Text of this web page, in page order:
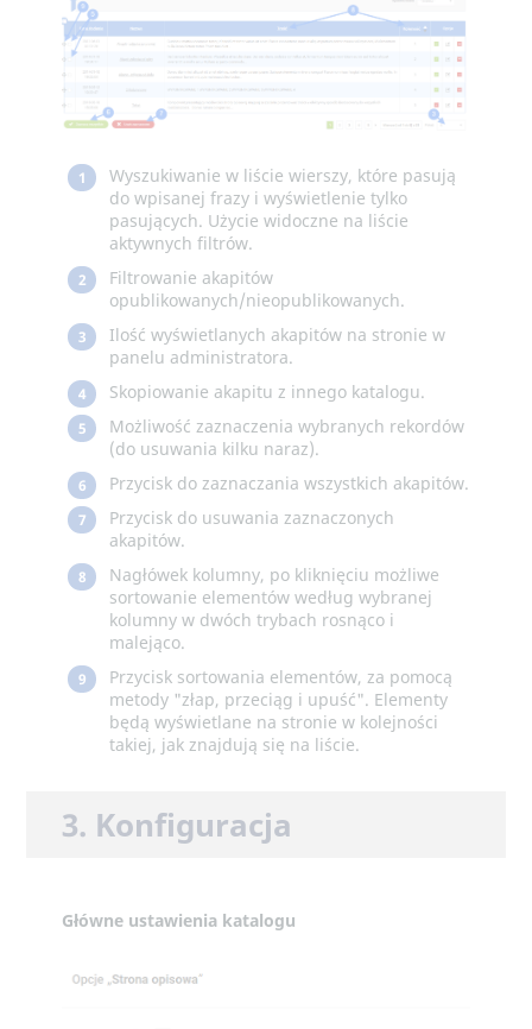
1
Wyszukiwanie w liście wierszy, które pasują
do wpisanej frazy i wyświetlenie tylko
pasujących. Użycie widoczne na liście
aktywnych filtrów.
2
Filtrowanie akapitów
opublikowanych/nieopublikowanych.
3
Ilość wyświetlanych akapitów na stronie w
panelu administratora.
4 Skopiowanie akapitu z innego katalogu.
5
Możliwość zaznaczenia wybranych rekordów
(do usuwania kilku naraz).
6 Przycisk do zaznaczania wszystkich akapitów.
7
Przycisk do usuwania zaznaczonych
akapitów.
8
Nagłówek kolumny, po kliknięciu możliwe
sortowanie elementów według wybranej
kolumny w dwóch trybach rosnąco i
malejąco.
9
Przycisk sortowania elementów, za pomocą
metody "złap, przeciąg i upuść". Elementy
będą wyświetlane na stronie w kolejności
takiej, jak znajdują się na liście.
3. Konfiguracja
Główne ustawienia katalogu